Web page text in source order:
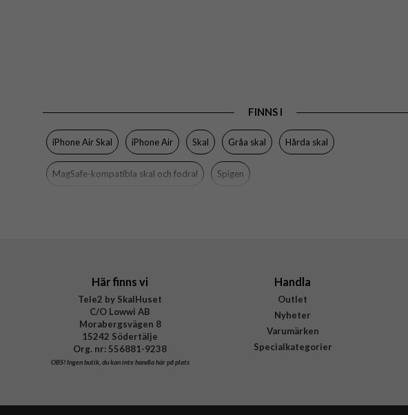
Tillverkarens art nr
FINNS I
iPhone Air Skal iPhone Air Skal Gråa skal Hårda skal
MagSafe-kompatibla skal och fodral Spigen
Här finns vi
Tele2 by SkalHuset
C/O Lowwi AB
Morabergsvägen 8
15242 Södertälje
Org. nr: 556881-9238
OBS!Ingen butik, du kan inte handla här på plats
Handla
Outlet
Nyheter
Varumärken
Specialkategorier